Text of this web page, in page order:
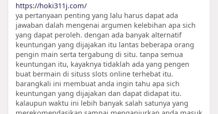
https://hoki311j.com/
ya pertanyaan penting yang lalu harus dapat ada
jawaban dalah mengenai argumen kelebihan apa sich
yang dapat peroleh. dengan ada banyak alternatif
keuntungan yang dijajakan itu lantas beberapa orang
pengin main serta tergabung di situ. tanpa semua
keuntungan itu, kayaknya tidaklah ada yang pengen
buat bermain di situss slots online terhebat itu.
barangkali ini membuat anda ingin tahu apa sich
keuntungan yang dijajakan dan dapat didapat itu.
kalaupun waktu ini lebih banyak salah satunya yang